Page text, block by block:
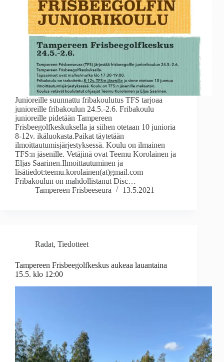
Junioreille suunnattu fribakoulutus TFS tarjoaa
junioreille fribakoulun 24.5.-2.6. Fribakoulu
junioreille pidetään Tampereen
Frisbeegolfkeskuksella ja siihen otetaan 10 junioria
8-12v. ikäluokasta.Paikat täytetään
ilmoittautumisjärjestyksessä. Koulu on ilmainen
TFS:n jäsenille. Vetäjinä ovat Teemu Korolainen ja
Eljas Saarinen.Ilmoittautuminen ja
lisätiedot:teemu.korolainen(at)gmail.com
Fribakoulun on mahdollistanut Disc…
Tampereen Frisbeeseura
13.5.2021
Radat, Tiedotteet
Tampereen Frisbeegolfkeskus aukeaa lauantaina
15.5. klo 12:00